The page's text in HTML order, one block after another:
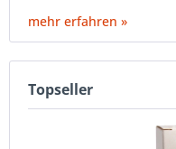
mehr erfahren »
Topseller